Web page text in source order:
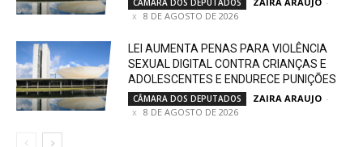
CÂMARA DOS DEPUTADOS
8 DE AGOSTO DE 2026
LEI AUMENTA PENAS PARA VIOLÊNCIA
SEXUAL DIGITAL CONTRA CRIANÇAS E
ADOLESCENTES E ENDURECE PUNIÇÕES
CÂMARA DOS DEPUTADOS ZAIRA ARAUJO -
8 DE AGOSTO DE 2026